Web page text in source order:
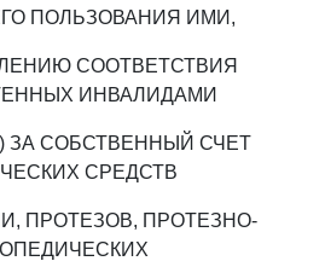
ПОЛЬЗОВАНИЯ ИМИ,
СООТВЕТСТВИЯ
ИНВАЛИДАМИ
ЗА СОБСТВЕННЫЙ СЧЕТ
СРЕДСТВ
ПРОТЕЗОВ, ПРОТЕЗНО-